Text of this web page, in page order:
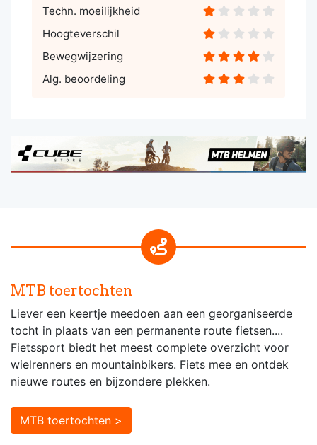
Techn. moeilijkheid
Hoogteverschil
Bewegwijzering
Alg. beoordeling
MTB toertochten
Liever een keertje meedoen aan een georganiseerde
tocht in plaats van een permanente route fietsen....
Fietssport biedt het meest complete overzicht voor
wielrenners en mountainbikers. Fiets mee en ontdek
nieuwe routes en bijzondere plekken.
MTB toertochten >